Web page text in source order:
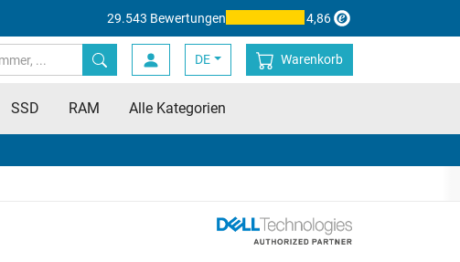
29.543 Bewertungen 4,86
DE Warenkorb
SSD RAM Alle Kategorien